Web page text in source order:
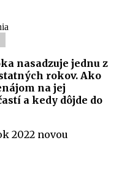
nasadzuje jednu z
rokov. Ako
na jej
a kedy dôjde do
2022 novou